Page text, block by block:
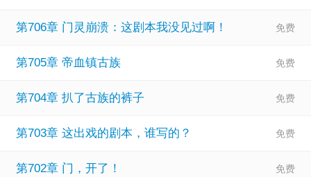
第706章 门灵崩溃：这剧本我没见过啊！
第705章 帝血镇古族
第704章 扒了古族的裤子
第703章 这出戏的剧本，谁写的？
第702章 门，开了！